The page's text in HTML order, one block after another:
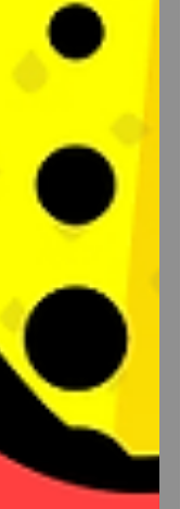
실
서 감소하고 있다는 지
부평유흥알바 젊은층
변화 한국 전반적으로
문화가 줄어들면서 과
흥에 지갑을 열지 않는
분석도 있습니다.
면에서